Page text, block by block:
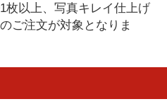
枚以上、写真キレイ仕上げ
ご注文が対象となりま